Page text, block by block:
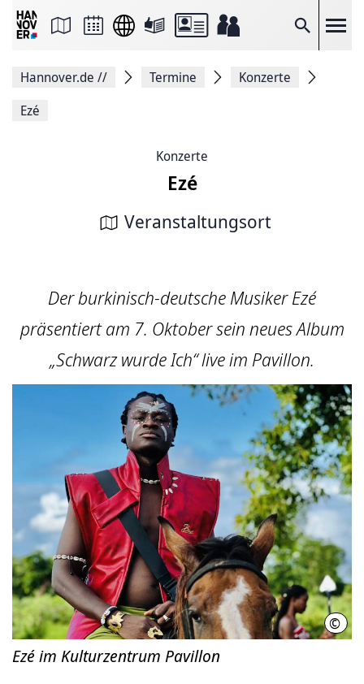
Suche
Seite
Facebook
Hannover.de // Termine
Konzerte
Ezé
Konzerte
Ezé
Veranstaltungsort
Der burkinisch-deutsche Musiker Ezé
präsentiert am 7. Oktober sein neues Album
„Schwarz wurde Ich“ live im Pavillon.
© Ezé
Ezé im Kulturzentrum Pavillon